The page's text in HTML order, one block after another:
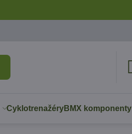
CyklotrenažéryBMX komponenty